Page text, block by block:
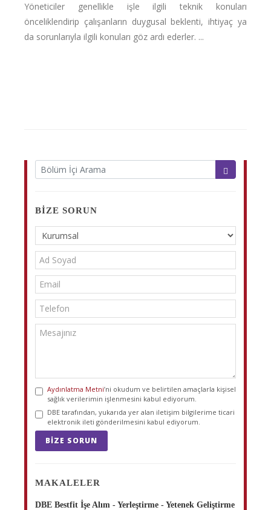
Yöneticiler genellikle işle ilgili teknik konuları
önceliklendirip çalışanların duygusal beklenti, ihtiyaç ya
da sorunlarıyla ilgili konuları göz ardı ederler. ...
BIZE SORUN
Aydınlatma Metni’ni okudum ve belirtilen amaçlarla kişisel
sağlık verilerimin işlenmesini kabul ediyorum.
DBE tarafından, yukarıda yer alan iletişim bilgilerime ticari
elektronik ileti gönderilmesini kabul ediyorum.
BIZE SORUN
MAKALELER
DBE Bestfit İşe Alım - Yerleştirme - Yetenek Geliştirme